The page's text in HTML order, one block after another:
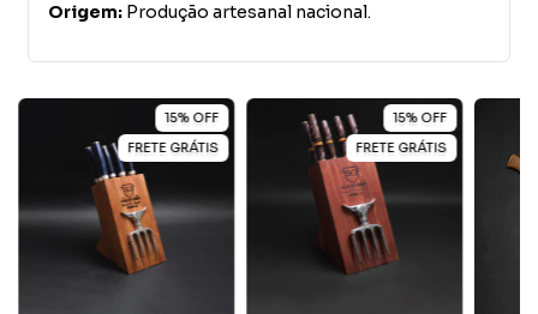
Origem: Produção artesanal nacional.
15% OFF
FRETE GRÁTIS
15% OFF
FRETE GRÁTIS